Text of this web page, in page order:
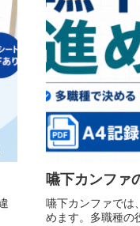
嚥下カンファ
嚥下カンファでは
めます。多職種の